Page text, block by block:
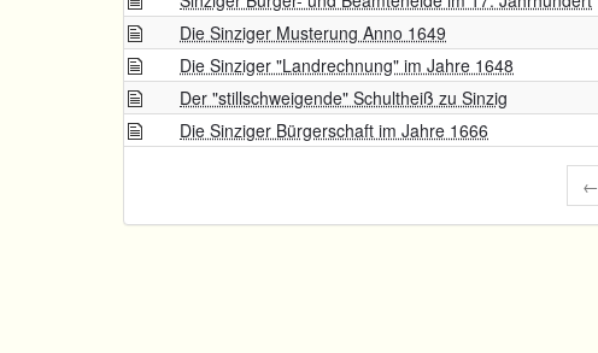
Die Sinziger Musterung Anno 1649
Die Sinziger "Landrechnung" im Jahre 1648
Der "stillschweigende" Schultheiß zu Sinzig
Die Sinziger Bürgerschaft im Jahre 1666
←